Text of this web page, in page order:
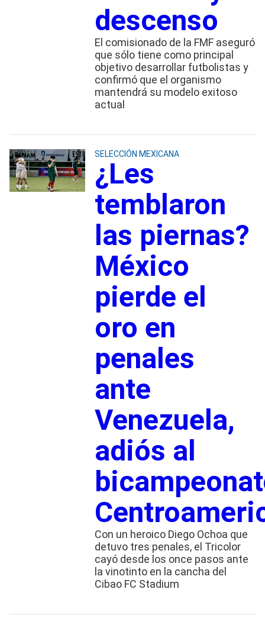
descenso
El comisionado de la FMF aseguró
que sólo tiene como principal
objetivo desarrollar futbolistas y
confirmó que el organismo
mantendrá su modelo exitoso
actual
SELECCIÓN MEXICANA
¿Les
temblaron
las piernas?
México
pierde el
oro en
penales
ante
Venezuela,
adiós al
Con un heroico Diego Ochoa que
detuvo tres penales, el Tricolor
cayó desde los once pasos ante
la vinotinto en la cancha del
Cibao FC Stadium